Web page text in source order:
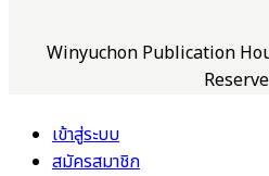
Winyuchon Publication
เข้าสู่ระบบ
สมัครสมาชิก